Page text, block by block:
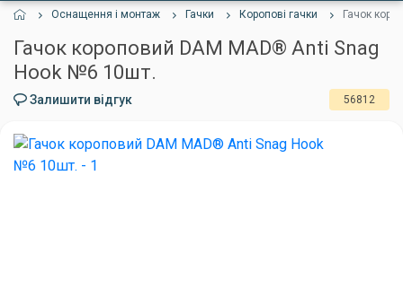
Оснащення і монтаж Гачки Коропові гачки Гачок
Гачок короповий DAM MAD® Anti Snag
Hook №6 10шт.
Залишити відгук 56812